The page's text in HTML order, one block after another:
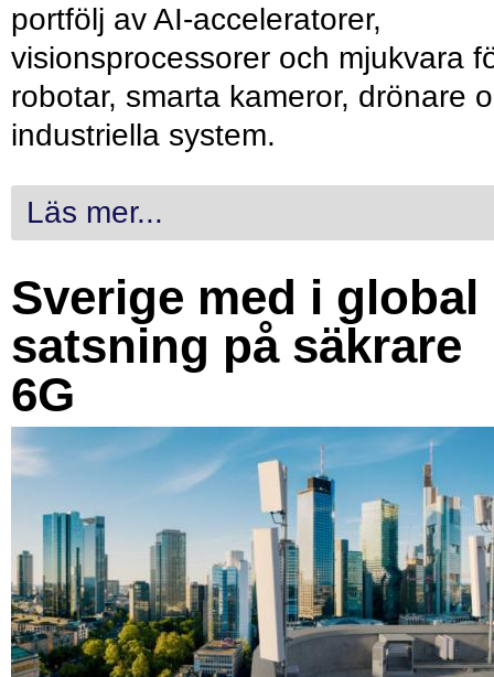
portfölj av AI-acceleratorer,
visionsprocessorer och mjukvara
robotar, smarta kameror, drönare
industriella system.
Läs mer...
Sverige med i global
satsning på säkrare
6G